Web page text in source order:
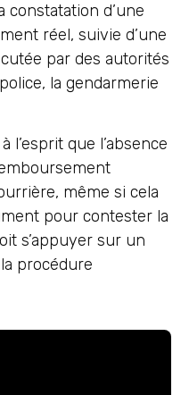
constatation d’une
réel, suivie d’une
par des autorités
la gendarmerie
l’esprit que l’absence
même si cela
pour contester la
s’appuyer sur un
procédure